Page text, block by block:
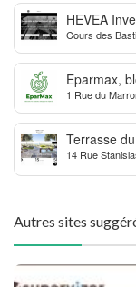
HEVEA
Suisse
Cours des
Eparmax,
1 Rue du
Terrasse
14 Rue
Autres sites